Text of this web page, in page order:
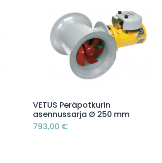
Lisää ostoskoriin
VETUS Peräpotkurin
asennussarja Ø 250 mm
793,00 €